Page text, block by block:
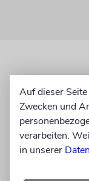
Auf dieser
Zwecken und
verarbeiten.
in unserer